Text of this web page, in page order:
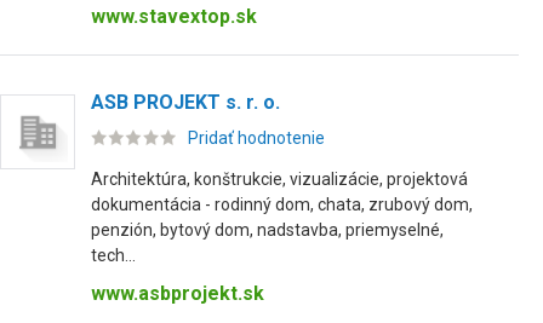
www.stavextop.sk
ASB PROJEKT s. r. o.
Pridať hodnotenie
Architektúra, konštrukcie, vizualizácie, projektová
dokumentácia - rodinný dom, chata, zrubový dom,
penzión, bytový dom, nadstavba, priemyselné,
tech...
www.asbprojekt.sk